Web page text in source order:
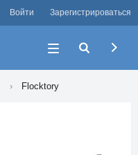
Войти Зарегистрироваться
Flocktory